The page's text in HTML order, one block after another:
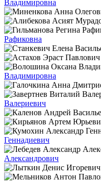
Владимировна
Рафиковна
Владимировна
Валериевич
Геннадиевич
Александрович